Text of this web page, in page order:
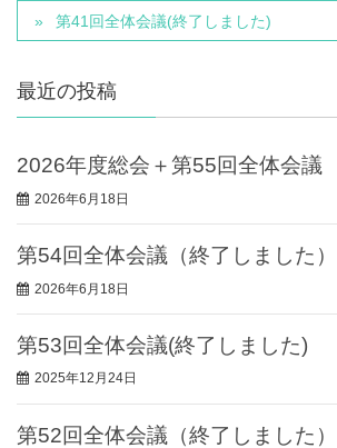
第41回全体会議(終了しました)
最近の投稿
2026年度総会＋第55回全体会議
2026年6月18日
第54回全体会議（終了しました）
2026年6月18日
第53回全体会議(終了しました)
2025年12月24日
第52回全体会議（終了しました）